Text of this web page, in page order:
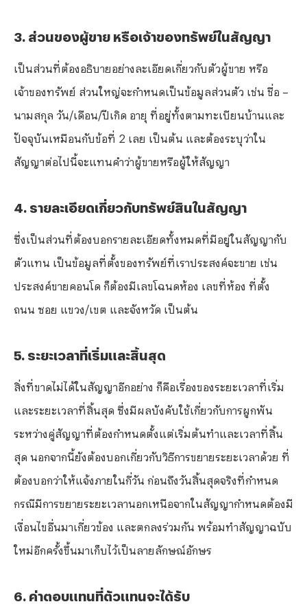
⁠3. ส่วนของผู้ขาย หรือเจ้าของทรัพย์ในสัญญา
เป็นส่วนที่ต้องอธิบายอย่างละเอียดเกี่ยวกับตัวผู้ขาย หรือ
เจ้าของทรัพย์ ส่วนใหญ่จะกำหนดเป็นข้อมูลส่วนตัว เช่น ชื่อ –
นามสกุล วัน/เดือน/ปีเกิด อายุ ที่อยู่ทั้งตามทะเบียนบ้านและ
ปัจจุบันเหมือนกับข้อที่ 2 เลย เป็นต้น และต้องระบุว่าใน
สัญญาต่อไปนี้จะแทนคำว่าผู้ขายหรือผู้ให้สัญญา
⁠4. รายละเอียดเกี่ยวกับทรัพย์สินในสัญญา
ซึ่งเป็นส่วนที่ต้องบอกรายละเอียดทั้งหมดที่มีอยู่ในสัญญากับ
ตัวแทน เป็นข้อมูลที่ตั้งของทรัพย์ที่เราประสงค์จะขาย เช่น
ประสงค์ขายคอนโด ก็ต้องมีเลขโฉนดห้อง เลขที่ห้อง ที่ตั้ง
ถนน ซอย แขวง/เขต และจังหวัด เป็นต้น
5. ระยะเวลาที่เริ่มและสิ้นสุด
สิ่งที่ขาดไม่ได้ในสัญญาอีกอย่าง ก็คือเรื่องของระยะเวลาที่เริ่ม
และระยะเวลาที่สิ้นสุด ซึ่งมีผลบังคับใช้เกี่ยวกับการผูกพัน
ระหว่างคู่สัญญาที่ต้องกำหนดตั้งแต่เริ่มต้นทำและเวลาที่สิ้น
สุด นอกจากนี้ยังต้องบอกเกี่ยวกับวิธีการขยายระยะเวลาด้วย ที่
ต้องบอกว่าให้แจ้งภายในกี่วัน ก่อนถึงวันสิ้นสุดจริงที่กำหนด
กรณีมีการขยายระยะเวลานอกเหนือจากในสัญญากำหนดต้องมี
เงื่อนไขอื่นมาเกี่ยวข้อง และตกลงร่วมกัน พร้อมทำสัญญาฉบับ
ใหม่อีกครั้งขึ้นมาเก็บไว้เป็นลายลักษณ์อักษร
⁠6. ค่าตอบแทนที่ตัวแทนจะได้รับ